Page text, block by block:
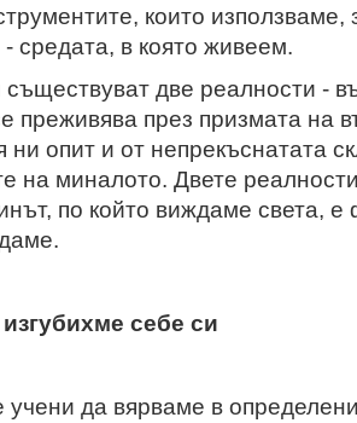
които
средата, в която живеем.
съществуват две реалности -
преживява през призмата на
опит и от непрекъснатата
на миналото. Двете
по който виждаме света, е
себе си
учени да вярваме в